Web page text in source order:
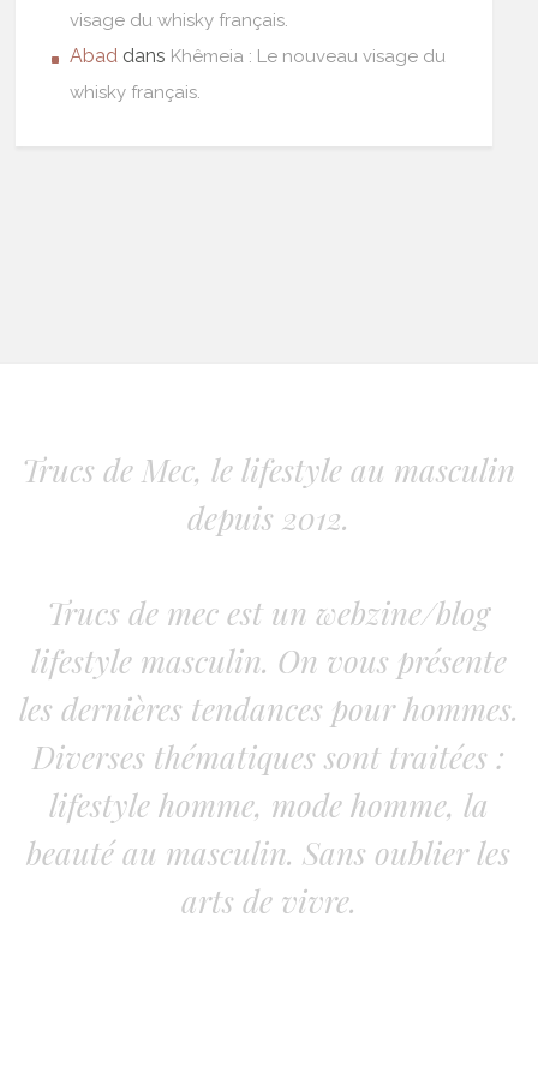
visage du whisky français.
Abad dans Khêmeia : Le nouveau visage du
whisky français.
Trucs de Mec, le lifestyle au masculin
depuis 2012.
Trucs de mec est un webzine/blog
lifestyle masculin. On vous présente
les dernières tendances pour hommes.
Diverses thématiques sont traitées :
lifestyle homme, mode homme, la
beauté au masculin. Sans oublier les
arts de vivre.